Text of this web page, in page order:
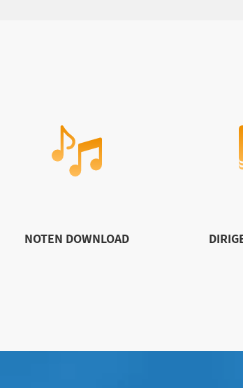
NOTEN DOWNLOAD